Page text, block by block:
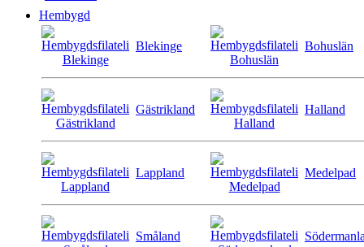
Hembygd
Blekinge Bohuslän
Gästrikland Halland
Lappland Medelpad
Småland